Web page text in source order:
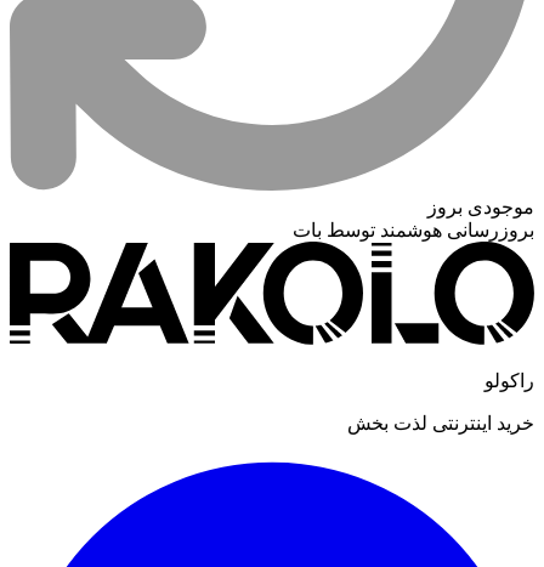
موجودی بروز
بروزرسانی هوشمند توسط بات
راکولو
خرید اینترنتی لذت بخش